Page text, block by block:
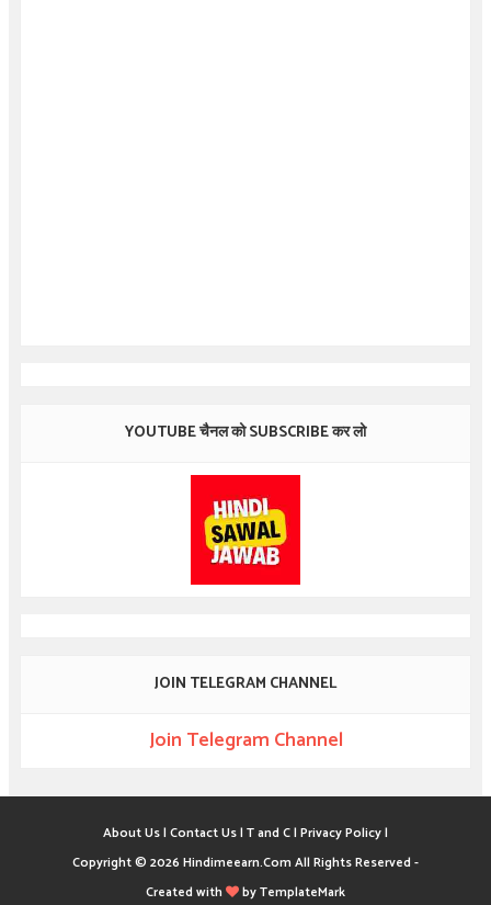
YOUTUBE चैनल को SUBSCRIBE कर लो
JOIN TELEGRAM CHANNEL
Join Telegram Channel
About Us | Contact Us | T and C | Privacy Policy |
Copyright © 2026 Hindimeearn.Com All Rights Reserved -
Created with
byTemplateMark